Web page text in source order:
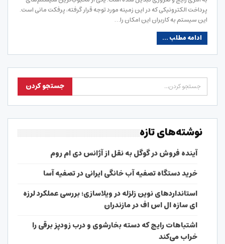
پرداخت الکترونیکی که در این زمینه مورد توجه قرار گرفته، پرفکت مانی است.
این سیستم به کاربران این امکان را…
ادامه مطلب ...
نوشته‌های تازه
آینده فروش در گوگل به نقل از آژانس دی ام روم
خرید دستگاه تصفیه آب خانگی ایرانی در تصفیه آسا
استانداردهای نوین زلزله در ویلاسازی؛ بررسی عملکرد لرزه
ای سازه ال اس اف در مازندران
اشتباهات رایج که دسته بخارشوی و درب زودپز برقی را
خراب می‌کند